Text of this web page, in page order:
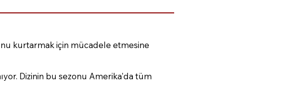
kurtarmak için mücadele etmesine
Dizinin bu sezonu Amerika'da tüm